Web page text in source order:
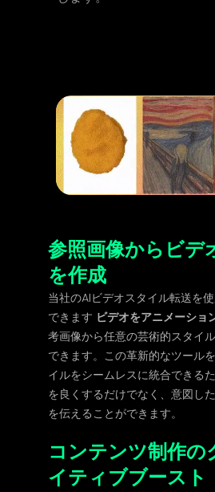
参照画像からビデ
を作成
当社のAIビデオスタイル転送を
できます ビデオをアニメーショ
考画像から任意の芸術的スタイ
できます。この革新的なツール
イルをシームレスに統合できる
を良くするだけでなく、意図し
を伝えることができます。
コンテンツ制作の
イティブブースト